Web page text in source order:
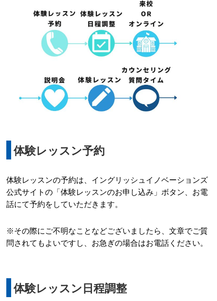
体験レッスン予約
体験レッスンの予約は、イングリッシュイノベーションズ
公式サイトの「体験レッスンのお申し込み」ボタン、お電
話にて予約をしていただきます。
※その際にご不明なことなどございましたら、文章でご質
問されてもよいですし、お急ぎの場合はお電話ください。
体験レッスン日程調整